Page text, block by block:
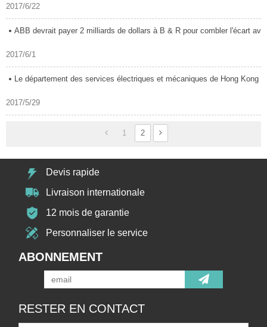
2017/6/22
ABB devrait payer 2 milliards de dollars à B & R pour combler l'écart avec
2017/6/1
Le département des services électriques et mécaniques de Hong Kong a
2017/5/29
1 2
Devis rapide
Livraison internationale
12 mois de garantie
Personnaliser le service
ABONNEMENT
RESTER EN CONTACT